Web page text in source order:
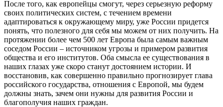
После того, как европейцы смогут, через серьезную реформу
своих политических систем, с течением времени
адаптироваться к окружающему миру, уже России придется
понять, что полезного для себя мы можем от них получить. На
протяжении более чем 500 лет Европа была самым важным
соседом России – источником угрозы и примером развития
общества и его институтов. Оба смысла ее существования в
наших глазах уже скоро станут достоянием истории. И
восстановив, как совершенно правильно прогнозирует глава
российского государства, отношения с Европой, мы будем
должны знать, зачем они нужны для развития России и
благополучия наших граждан.